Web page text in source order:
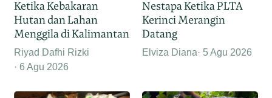
Ketika Kebakaran
Hutan dan Lahan
Menggila di Kalimantan
Riyad Dafhi Rizki
6 Agu 2026
Nestapa Ketika PLTA
Kerinci Merangin
Datang
Elviza Diana 5 Agu 2026